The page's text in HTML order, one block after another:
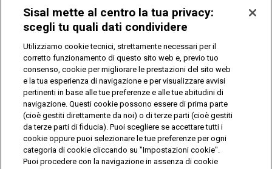
Come riscuotere
Privacy
IL GIOCO È VIETATO AI MINORI E PUÒ CAUSARE
DIPENDENZA PATOLOGICA
© Copyright Sisal Italia S.p.A. - P.I. 02433760135
Privacy Cookies
Mappa
del
sito
Sisal mette al centro la tua privacy:
scegli tu quali dati condividere
Utilizziamo cookie tecnici, strettamente necessari per il
corretto funzionamento di questo sito web e, previo tuo
consenso, cookie per migliorare le prestazioni del sito web
e la tua esperienza di navigazione e per visualizzare avvisi
pertinenti in base alle tue preferenze e alle tue abitudini di
navigazione. Questi cookie possono essere di prima parte
(cioè gestiti direttamente da noi) o di terze parti (cioè gestiti
da terze parti di fiducia). Puoi scegliere se accettare tutti i
cookie oppure puoi selezionare le tue preferenze per ogni
categoria di cookie cliccando su "Impostazioni cookie".
Puoi procedere con la navigazione in assenza di cookie